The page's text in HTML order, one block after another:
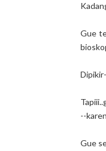
Gue
--
Gue